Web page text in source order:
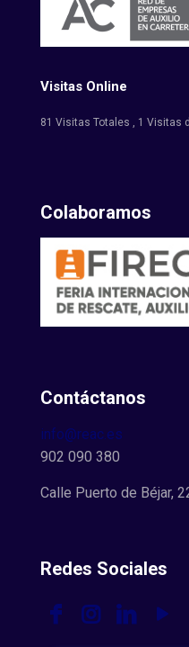
Visitas Online
81 Visitas Totales , 1 Visitas
Colaboramos
Contáctanos
info@reac.es
902 090 380
Calle Puerto de Béjar,
Redes Sociales